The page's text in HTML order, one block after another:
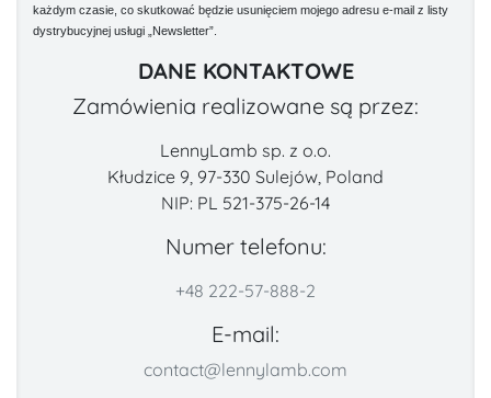
każdym czasie, co skutkować będzie usunięciem mojego adresu e-mail z listy
dystrybucyjnej usługi „Newsletter”.
DANE KONTAKTOWE
Zamówienia realizowane są przez:
LennyLamb sp. z o.o.
Kłudzice 9, 97-330 Sulejów, Poland
NIP: PL 521-375-26-14
Numer telefonu:
+48 222-57-888-2
E-mail:
contact@lennylamb.com